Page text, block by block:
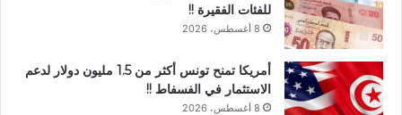
للفئات الفقيرة !!
8 أغسطس، 2026
أمريكا تمنح تونس أكثر من 1.5 مليون دولار لدعم
الاستثمار في الفسفاط !!
8 أغسطس، 2026